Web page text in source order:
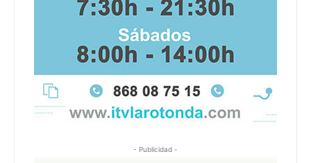
- Publicidad -